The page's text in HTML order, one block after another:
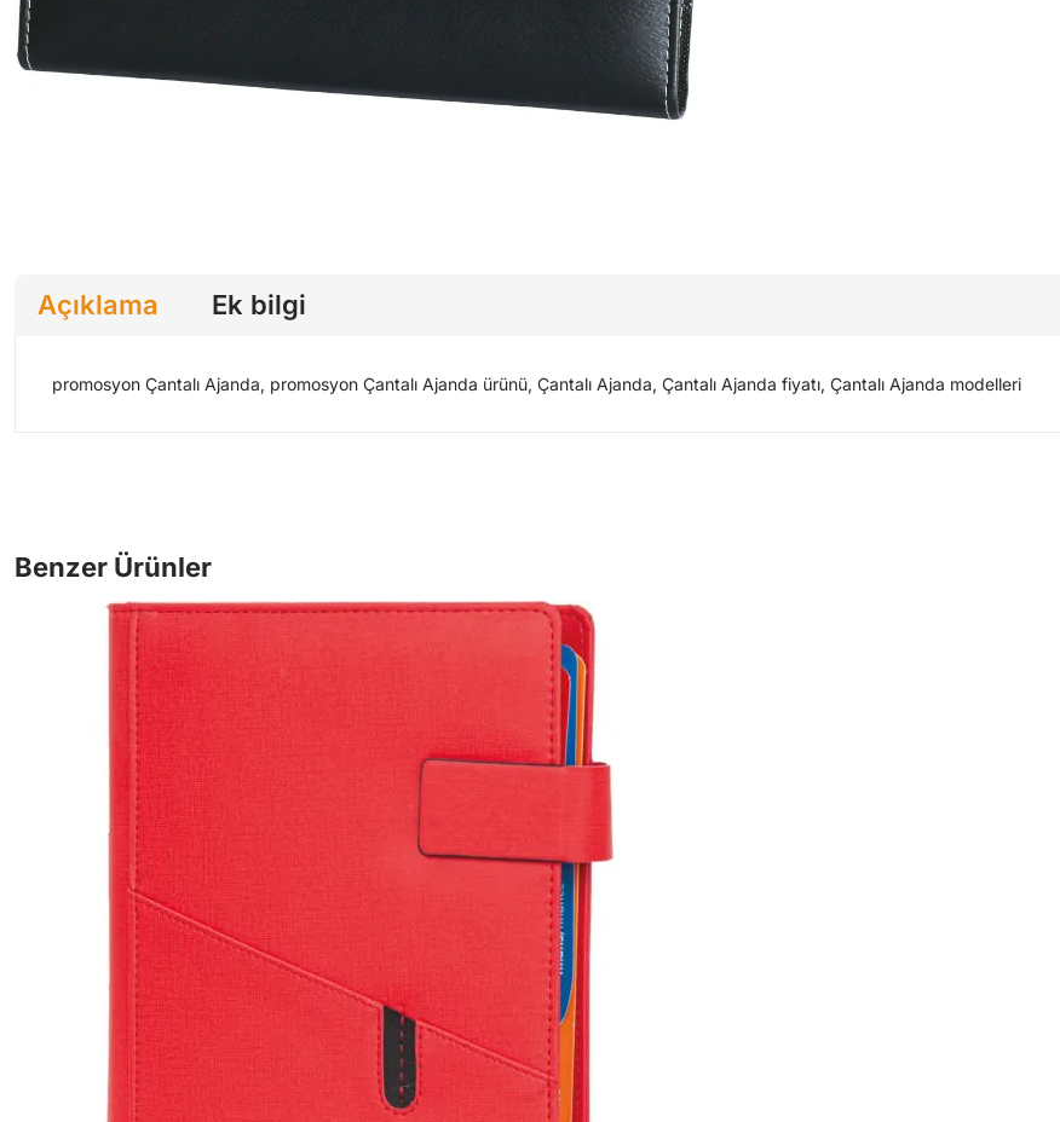
Açıklama Ek bilgi
promosyon Çantalı Ajanda, promosyon Çantalı Ajanda ürünü, Çantalı Ajanda, Çantalı Ajanda fiyatı, Çantalı Ajanda modelleri